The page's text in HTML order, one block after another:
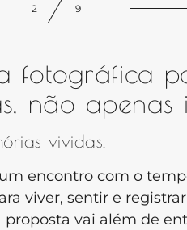
3 9
fotográfica
não apenas
vividas.
encontro com o
viver, sentir e
vai além de